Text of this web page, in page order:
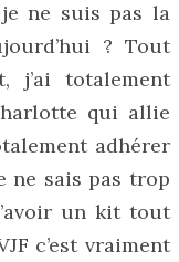
ne suis pas la
? Tout
j’ai totalement
qui allie
adhérer
ne sais pas trop
un kit tout
c’est vraiment